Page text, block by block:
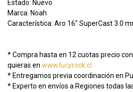
Estado: Nuevo
Marca: Noah
Característica: Aro 16" SuperCast 3.0
* Compra hasta en 12 cuotas precio
quieras en www.lucyrock.cl
* Entregamos previa coordinación en
* Experto en envíos a Regiones todas